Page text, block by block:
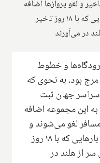
و لغو پروازها اضافه
کنید صف‌های کیلومتری و بارهایی که با ۱۸ روز تاخیر
در می‌آورند
و خطوط
بود، به نحوی که
سراسر جهان ثبت
این مجموعه اضافه
لغو می‌شوند و
صدها نفر را دربدر می‌کنند و بارهایی که با ۱۸ روز
از هلند در